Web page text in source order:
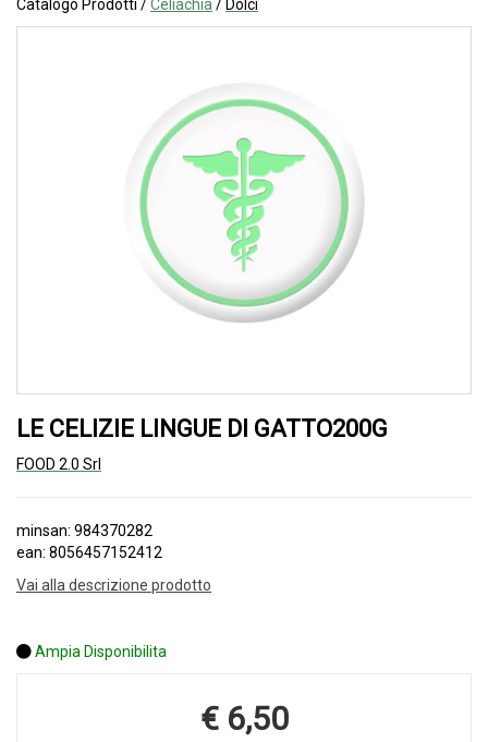
Catalogo Prodotti /Celiachia / Dolci
LE CELIZIE LINGUE DI GATTO200G
FOOD 2.0 Srl
minsan: 984370282
ean: 8056457152412
Vai alla descrizione prodotto
Ampia Disponibilita
Prezzo
€ 6,50